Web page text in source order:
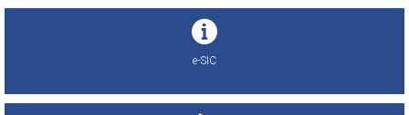
e-SIC